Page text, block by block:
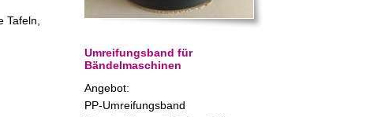
Tafeln,
Umreifungsband für
Bändelmaschinen
Angebot:
PP-Umreifungsband